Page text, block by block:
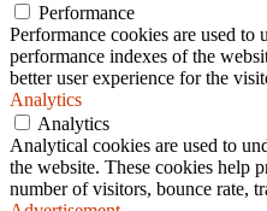
Performance
Performance cookies are used to
performance indexes of the
better user experience for the
Analytics
Analytics
Analytical cookies are used to
the website. These cookies help
number of visitors, bounce rate,